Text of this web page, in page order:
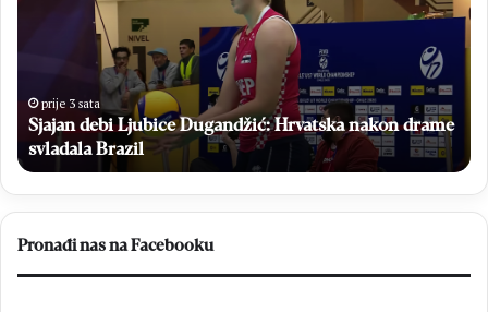
Dugandžić:
nakon
drame
svladala
Brazil
prije 3 sata
Sjajan debi Ljubice Dugandžić: Hrvatska nakon drame
svladala Brazil
od
13.
Pronađi nas na Facebooku